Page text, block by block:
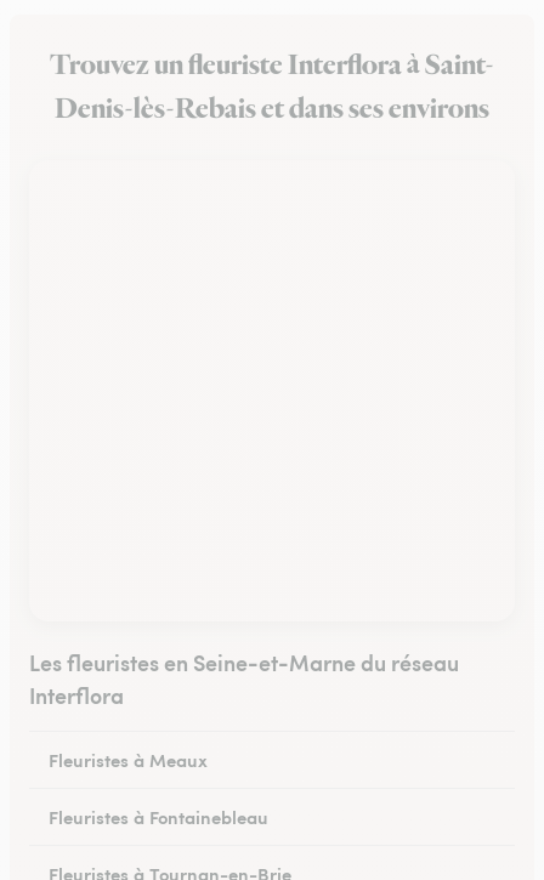
Trouvez un fleuriste Interflora à Saint-
Denis-lès-Rebais et dans ses environs
Les fleuristes en Seine-et-Marne du réseau
Interflora
Fleuristes à Meaux
Fleuristes à Fontainebleau
Fleuristes à Tournan-en-Brie